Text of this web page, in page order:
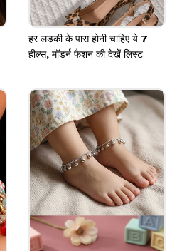
हर लड़की के पास होनी चाहिए ये 7
हील्स, मॉडर्न फैशन की देखें लिस्ट